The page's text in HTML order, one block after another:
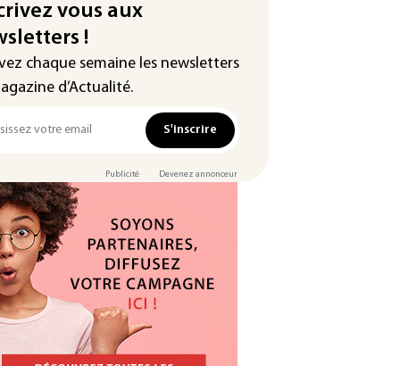
vous aux
!
chaque semaine les newsletters
d’Actualité.
S'inscrire
Publicité Devenez annonceur